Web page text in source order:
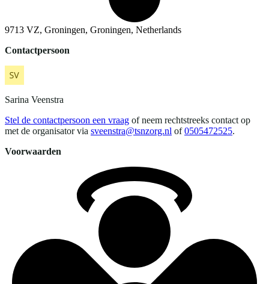
9713 VZ, Groningen, Groningen, Netherlands
Contactpersoon
Sarina Veenstra
Stel de contactpersoon een vraag of neem rechtstreeks contact op
met de organisator via sveenstra@tsnzorg.nl of 0505472525.
Voorwaarden